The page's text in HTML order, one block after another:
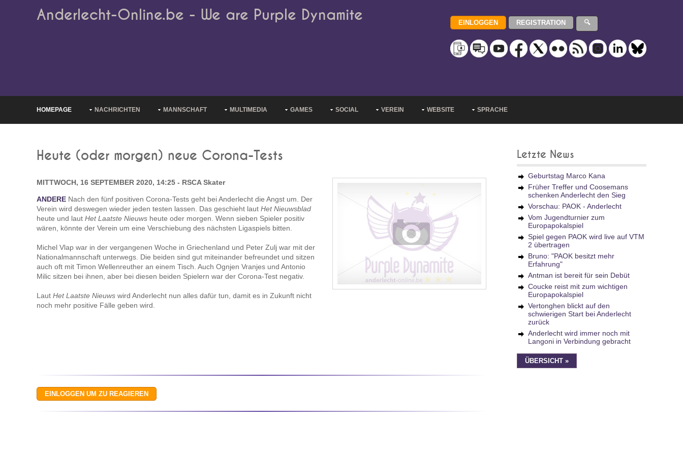
Anderlecht-Online.be - We are Purple Dynamite
HOMEPAGE NACHRICHTEN MANNSCHAFT MULTIMEDIA GAMES SOCIAL VEREIN WEBSITE SPRACHE
Heute (oder morgen) neue Corona-Tests
MITTWOCH, 16 SEPTEMBER 2020, 14:25 - RSCA Skater
ANDERE Nach den fünf positiven Corona-Tests geht bei Anderlecht die Angst um. Der
Verein wird deswegen wieder jeden testen lassen. Das geschieht laut Het Nieuwsblad
heute und laut Het Laatste Nieuws heute oder morgen. Wenn sieben Spieler positiv
wären, könnte der Verein um eine Verschiebung des nächsten Ligaspiels bitten.
Michel Vlap war in der vergangenen Woche in Griechenland und Peter Zulj war mit der
Nationalmannschaft unterwegs. Die beiden sind gut miteinander befreundet und sitzen
auch oft mit Timon Wellenreuther an einem Tisch. Auch Ognjen Vranjes und Antonio
Milic sitzen bei ihnen, aber bei diesen beiden Spielern war der Corona-Test negativ.
Laut Het Laatste Nieuws wird Anderlecht nun alles dafür tun, damit es in Zukunft nicht
noch mehr positive Fälle geben wird.
Letzte News
Geburtstag Marco Kana
Früher Treffer und Coosemans
schenken Anderlecht den Sieg
Vorschau: PAOK - Anderlecht
Vom Jugendturnier zum
Europapokalspiel
Spiel gegen PAOK wird live auf VTM
2 übertragen
Bruno: "PAOK besitzt mehr
Erfahrung"
Antman ist bereit für sein Debüt
Coucke reist mit zum wichtigen
Europapokalspiel
Vertonghen blickt auf den
schwierigen Start bei Anderlecht
zurück
Anderlecht wird immer noch mit
Langoni in Verbindung gebracht
ÜBERSICHT »